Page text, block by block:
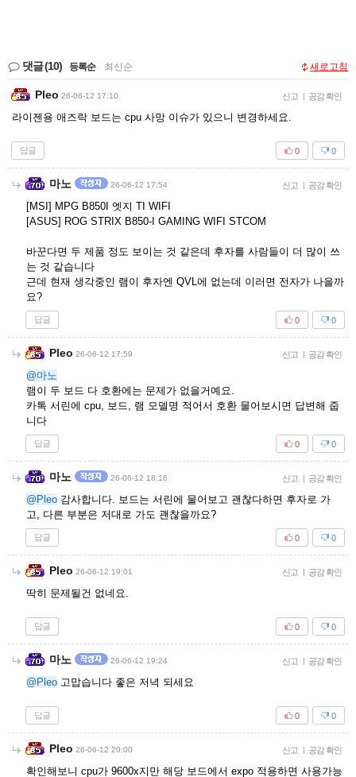
댓글(10) 등록순 최신순 새로고침
Pleo 26-06-12 17:10 신고 | 공감 확인
라이젠용 애즈락 보드는 cpu 사망 이슈가 있으니 변경하세요.
답글 0
0
마노 26-06-12 17:54 신고 | 공감 확인
[MSI] MPG B850I 엣지 TI WIFI
[ASUS] ROG STRIX B850-I GAMING WIFI STCOM
바꾼다면 두 제품 정도 보이는 것 같은데 후자를 사람들이 더 많이 쓰
는 것 같습니다
근데 현재 생각중인 램이 후자엔 QVL에 없는데 이러면 전자가 나을까
요?
답글 0
0
Pleo 26-06-12 17:59 신고 | 공감 확인
@마노
램이 두 보드 다 호환에는 문제가 없을거예요.
카톡 서린에 cpu, 보드, 램 모델명 적어서 호환 물어보시면 답변해 줍
니다
답글 0
0
마노 26-06-12 18:16 신고 | 공감 확인
@Pleo 감사합니다. 보드는 서린에 물어보고 괜찮다하면 후자로 가
고, 다른 부분은 저대로 가도 괜찮을까요?
답글 0
0
Pleo 26-06-12 19:01 신고 | 공감 확인
딱히 문제될건 없네요.
답글 0
0
마노 26-06-12 19:24 신고 | 공감 확인
@Pleo 고맙습니다 좋은 저녁 되세요
답글 0
0
Pleo 26-06-12 20:00 신고 | 공감 확인
확인해보니 cpu가 9600x지만 해당 보드에서 expo 적용하면 사용가능